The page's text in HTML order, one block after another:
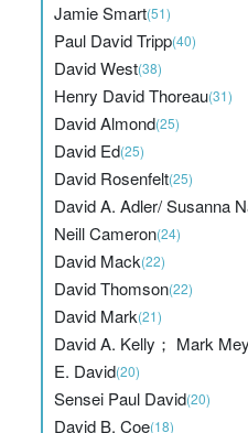
Jamie Smart(51)
Paul David Tripp(40)
David West(38)
Henry David Thoreau(31)
David Almond(25)
David Ed(25)
David Rosenfelt(25)
David A. Adler/ Susanna
Neill Cameron(24)
David Mack(22)
David Thomson(22)
David Mark(21)
David A. Kelly； Mark
E. David(20)
Sensei Paul David(20)
David B. Coe(18)